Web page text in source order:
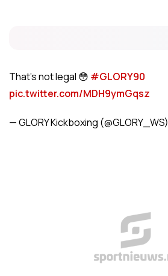
That's not legal 😳 #GLORY90
pic.twitter.com/MDH9ymGqsz
— GLORY Kickboxing (@GLORY_WS)